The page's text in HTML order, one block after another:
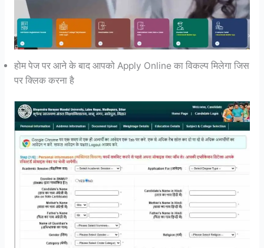
होम पेज पर आने के बाद आपको Apply Online का विकल्प मिलेगा जिस
पर क्लिक करना है